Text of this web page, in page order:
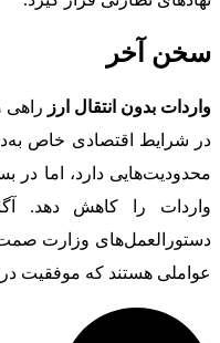
سخن آخر
واردات بدون انتقال ارز راهی
در شرایط اقتصادی خاص
محدودیت‌هایی دارد، اما در
واردات را کاهش دهد.
دستورالعمل‌های وزارت
عواملی هستند که موفقیت